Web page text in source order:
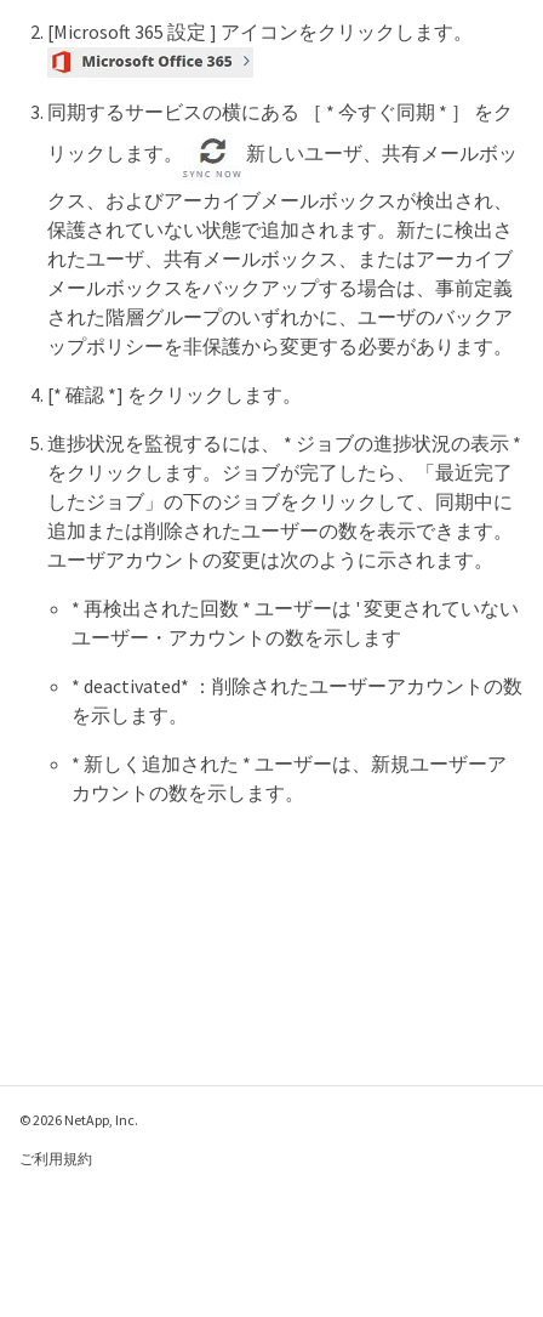
[Microsoft 365 設定 ] アイコンをクリックします。
同期するサービスの横にある ［ * 今すぐ同期 * ］ をク
リックします。
新しいユーザ、共有メールボッ
クス、およびアーカイブメールボックスが検出され、
保護されていない状態で追加されます。新たに検出さ
れたユーザ、共有メールボックス、またはアーカイブ
メールボックスをバックアップする場合は、事前定義
された階層グループのいずれかに、ユーザのバックア
ップポリシーを非保護から変更する必要があります。
[* 確認 *] をクリックします。
進捗状況を監視するには、 * ジョブの進捗状況の表示 *
をクリックします。ジョブが完了したら、「最近完了
したジョブ」の下のジョブをクリックして、同期中に
追加または削除されたユーザーの数を表示できます。
ユーザアカウントの変更は次のように示されます。
* 再検出された回数 * ユーザーは ' 変更されていない
ユーザー・アカウントの数を示します
* deactivated* ：削除されたユーザーアカウントの数
を示します。
* 新しく追加された * ユーザーは、新規ユーザーア
カウントの数を示します。
© 2026 NetApp, Inc.
ご利用規約